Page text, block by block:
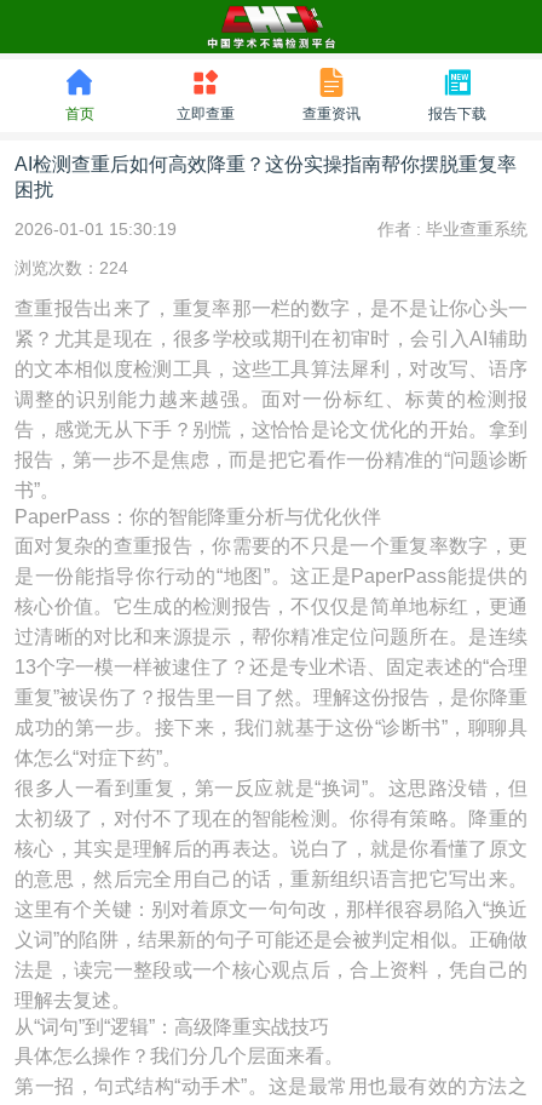
首页 立即查重 查重资讯 报告下载
AI检测查重后如何高效降重？这份实操指南帮你摆脱重复率
困扰
2026-01-01 15:30:19 作者 : 毕业查重系统
浏览次数：224
查重报告出来了，重复率那一栏的数字，是不是让你心头一
紧？尤其是现在，很多学校或期刊在初审时，会引入AI辅助
的文本相似度检测工具，这些工具算法犀利，对改写、语序
调整的识别能力越来越强。面对一份标红、标黄的检测报
告，感觉无从下手？别慌，这恰恰是论文优化的开始。拿到
报告，第一步不是焦虑，而是把它看作一份精准的“问题诊断
书”。
PaperPass：你的智能降重分析与优化伙伴
面对复杂的查重报告，你需要的不只是一个重复率数字，更
是一份能指导你行动的“地图”。这正是PaperPass能提供的
核心价值。它生成的检测报告，不仅仅是简单地标红，更通
过清晰的对比和来源提示，帮你精准定位问题所在。是连续
13个字一模一样被逮住了？还是专业术语、固定表述的“合理
重复”被误伤了？报告里一目了然。理解这份报告，是你降重
成功的第一步。接下来，我们就基于这份“诊断书”，聊聊具
体怎么“对症下药”。
很多人一看到重复，第一反应就是“换词”。这思路没错，但
太初级了，对付不了现在的智能检测。你得有策略。降重的
核心，其实是理解后的再表达。说白了，就是你看懂了原文
的意思，然后完全用自己的话，重新组织语言把它写出来。
这里有个关键：别对着原文一句句改，那样很容易陷入“换近
义词”的陷阱，结果新的句子可能还是会被判定相似。正确做
法是，读完一整段或一个核心观点后，合上资料，凭自己的
理解去复述。
从“词句”到“逻辑”：高级降重实战技巧
具体怎么操作？我们分几个层面来看。
第一招，句式结构“动手术”。这是最常用也最有效的方法之